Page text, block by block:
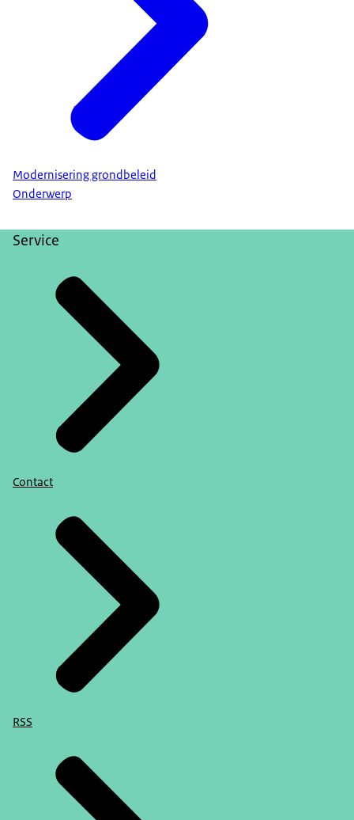
Modernisering grondbeleid
Onderwerp
Service
Contact
RSS